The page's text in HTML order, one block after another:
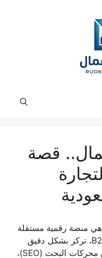
قصة
منصة رقمية مستقلة
ومتخصصة في قطاع الأعمال B2B، تركز بشكل دقيق
على التجارة الإلكترونية، تحسين محركات البحث (SEO)،